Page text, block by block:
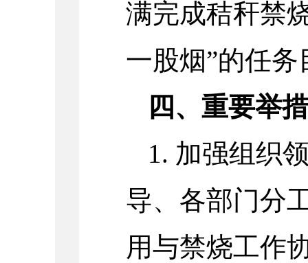
满完成秸秆禁
一股烟”的任务
四、重要举措
1. 加强组织
导、各部门分
用与禁烧工作